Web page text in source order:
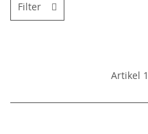
Artikel 1
Filter